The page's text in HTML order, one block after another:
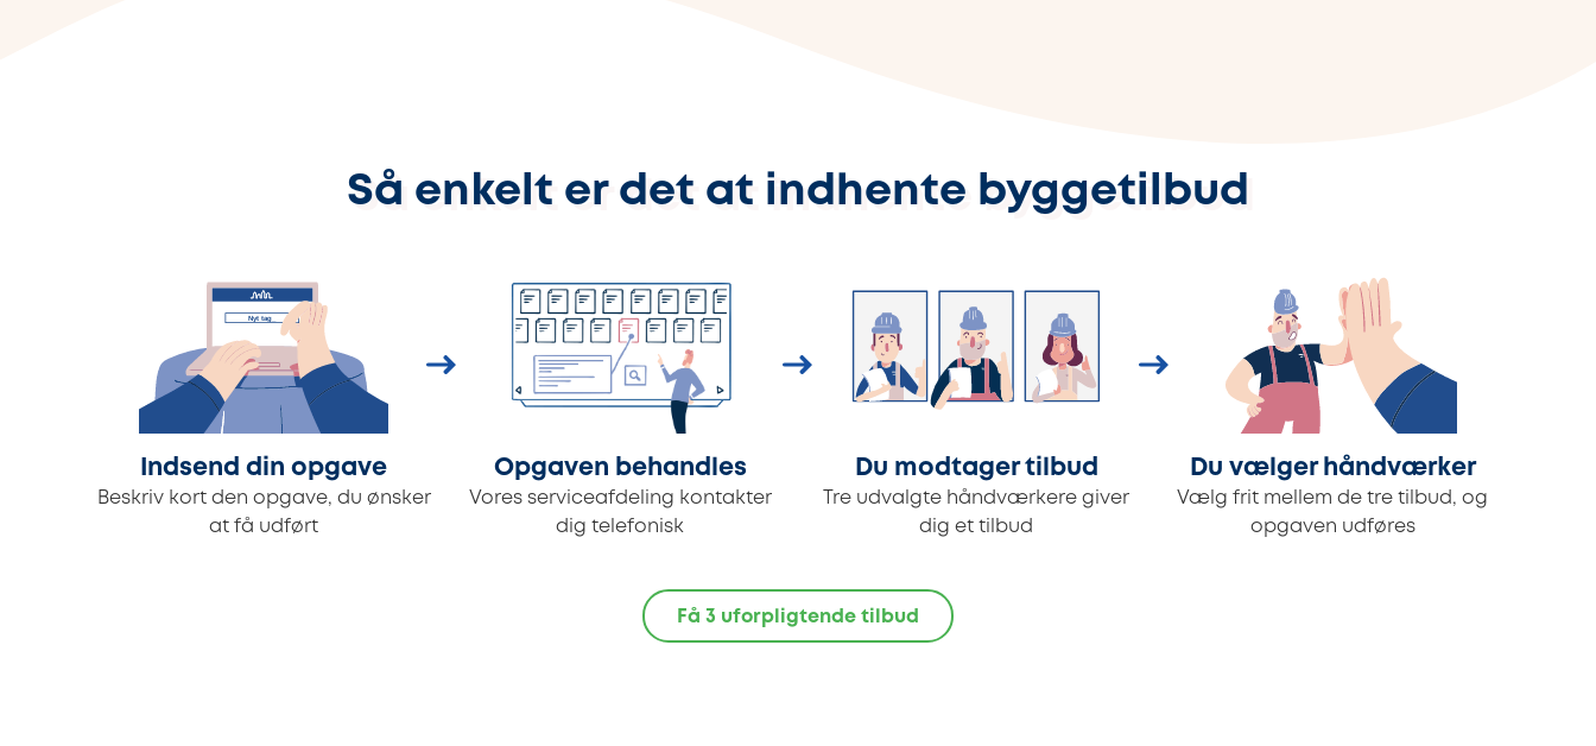
Så enkelt er det at indhente byggetilbud
Indsend din opgave
Beskriv kort den opgave, du ønsker
at få udført
Opgaven behandles
Vores serviceafdeling kontakter
dig telefonisk
Du modtager tilbud
Tre udvalgte håndværkere giver
dig et tilbud
Du vælger håndværker
Vælg frit mellem de tre tilbud, og
opgaven udføres
Få 3 uforpligtende tilbud